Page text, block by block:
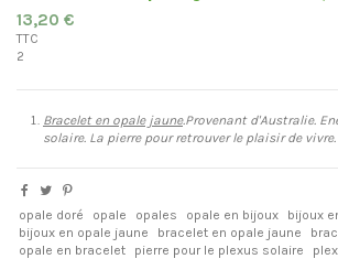
13,20 €
TTC
2
Bracelet en opale jaune.Provenant d'Australie.
solaire. La pierre pour retrouver le plaisir de vivre.
opale doré opale opales opale en bijoux bijoux
bijoux en opale jaune
bracelet en opale jaune
opale en bracelet
pierre pour le plexus solaire